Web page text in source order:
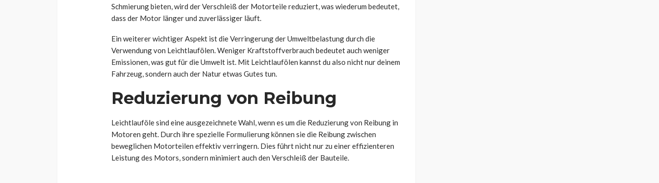
Schmierung bieten, wird der Verschleiß der Motorteile reduziert, was wiederum bedeutet,
dass der Motor länger und zuverlässiger läuft.
Ein weiterer wichtiger Aspekt ist die Verringerung der Umweltbelastung durch die
Verwendung von Leichtlaufölen. Weniger Kraftstoffverbrauch bedeutet auch weniger
Emissionen, was gut für die Umwelt ist. Mit Leichtlaufölen kannst du also nicht nur deinem
Fahrzeug, sondern auch der Natur etwas Gutes tun.
Reduzierung von Reibung
Leichtlauföle sind eine ausgezeichnete Wahl, wenn es um die Reduzierung von Reibung in
Motoren geht. Durch ihre spezielle Formulierung können sie die Reibung zwischen
beweglichen Motorteilen effektiv verringern. Dies führt nicht nur zu einer effizienteren
Leistung des Motors, sondern minimiert auch den Verschleiß der Bauteile.